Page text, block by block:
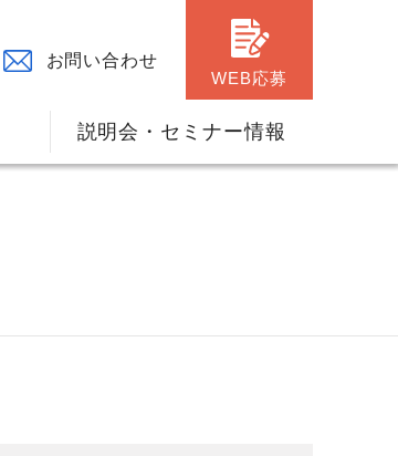
お問い合わせ
WEB応募
説明会・セミナー情報